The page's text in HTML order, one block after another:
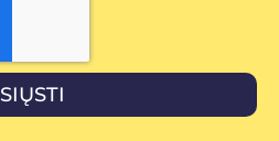
SIŲSTI